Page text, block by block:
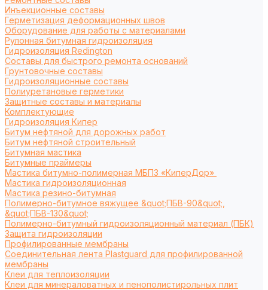
Инъекционные составы
Герметизация деформационных швов
Оборудование для работы с материалами
Рулонная битумная гидроизоляция
Гидроизоляция Redington
Составы для быстрого ремонта оснований
Грунтовочные составы
Гидроизоляционные составы
Полиуретановые герметики
Защитные составы и материалы
Комплектующие
Гидроизоляция Кипер
Битум нефтяной для дорожных работ
Битум нефтяной строительный
Битумная мастика
Битумные праймеры
Мастика битумно-полимерная МБПЗ «КиперДор»
Мастика гидроизоляционная
Мастика резино-битумная
Полимерно-битумное вяжущее &quot;ПБВ-90&quot;,
&quot;ПБВ-130&quot;
Полимерно-битумный гидроизоляционный материал (ПБК)
Защита гидроизоляции
Профилированные мембраны
Соединительная лента Plastguard для профилированной
мембраны
Клеи для теплоизоляции
Клеи для минераловатных и пенополистирольных плит